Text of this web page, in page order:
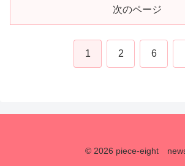
次のページ
1 2 6
© 2026 piece-eight